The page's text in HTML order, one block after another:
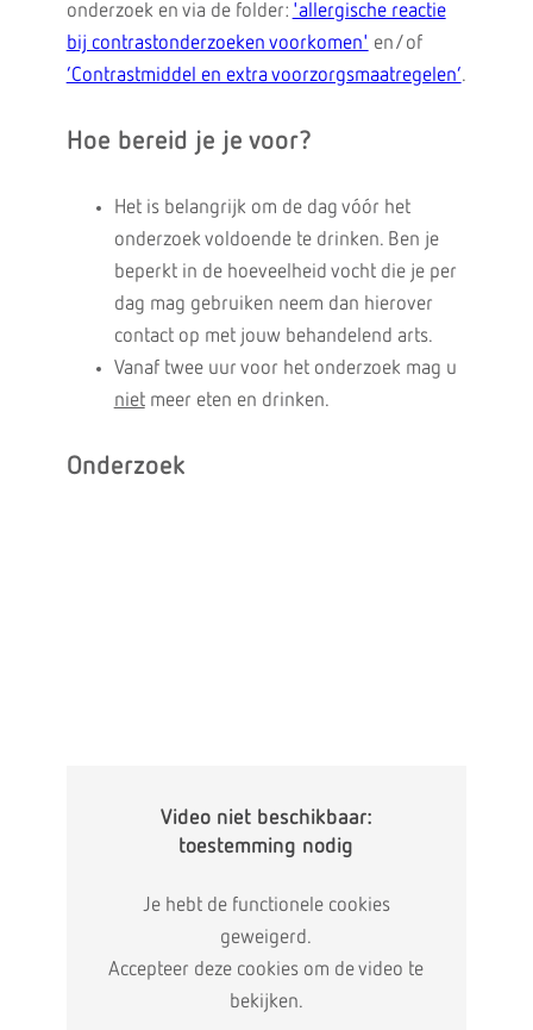
onderzoek en via de folder: 'allergische reactie
bij contrastonderzoeken voorkomen' en/of
‘Contrastmiddel en extra voorzorgsmaatregelen’.
Hoe bereid je je voor?
Het is belangrijk om de dag vóór het
onderzoek voldoende te drinken. Ben je
beperkt in de hoeveelheid vocht die je per
dag mag gebruiken neem dan hierover
contact op met jouw behandelend arts.
Vanaf twee uur voor het onderzoek mag u
nietmeer eten en drinken.
Onderzoek
Video niet beschikbaar:
toestemming nodig
Je hebt de functionele cookies
geweigerd.
Accepteer deze cookies om de video te
bekijken.